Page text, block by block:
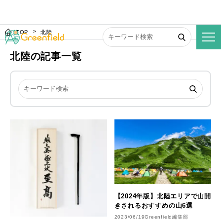
TOP 北陸
北陸の記事一覧
【2024年版】北陸エリアで山開
きされるおすすめの山6選
2023/06/19Greenfield編集部